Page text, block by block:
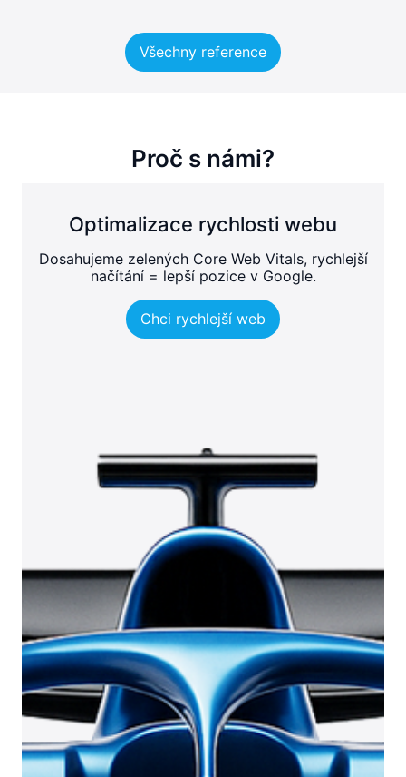
Všechny reference
Proč s námi?
Optimalizace rychlosti webu
Dosahujeme zelených Core Web Vitals, rychlejší
načítání = lepší pozice v Google.
Chci rychlejší web